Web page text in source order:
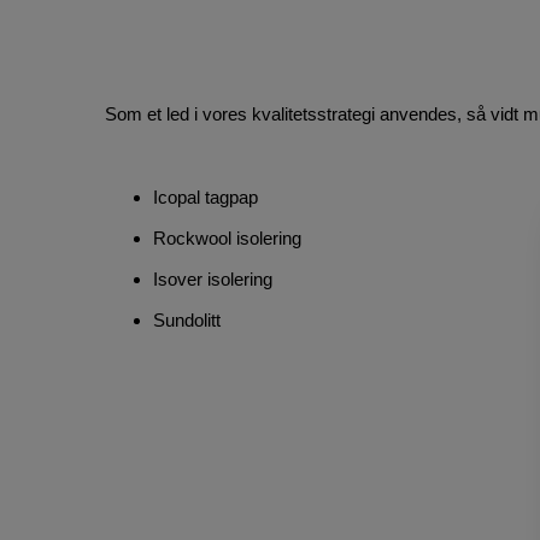
Som et led i vores kvalitetsstrategi anvendes, så vidt
Icopal tagpap
Rockwool isolering
Isover isolering
Sundolitt